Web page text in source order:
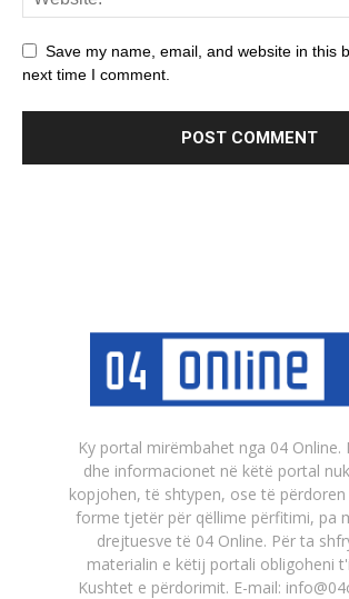
Save my name, email, and website in this
next time I comment.
Ky portal mirëmbahet nga 04 Online.
dhe informacionet në këtë portal
kopjohen, të shtypen, ose të
forme tjetër për qëllime përfitimi, pa
drejtuesve të 04 Online. Për ta
materialin e këtij portali obligoheni
Kushtet e përdorimit. E-mail: